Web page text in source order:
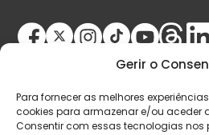
Gerir o
Para fornecer as melhores
cookies para armazenar e/ou aceder
Consentir com essas tecnologias nos